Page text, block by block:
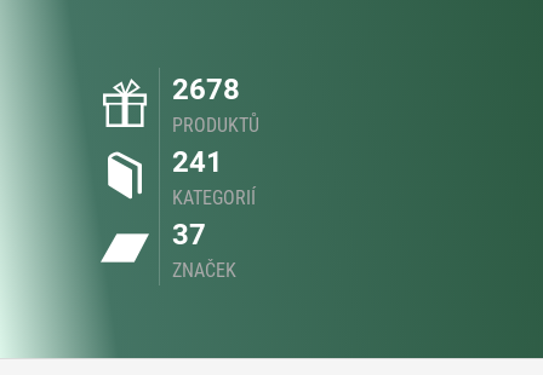
2678
PRODUKTŮ
241
KATEGORIÍ
37
ZNAČEK